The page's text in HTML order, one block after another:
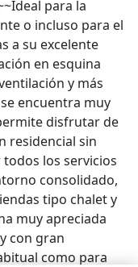
para la
o incluso para el
a su excelente
en esquina
y más
encuentra muy
disfrutar de
residencial sin
los servicios
consolidado,
tipo chalet y
muy apreciada
con gran
como para